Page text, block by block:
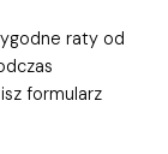
raty od
formularz